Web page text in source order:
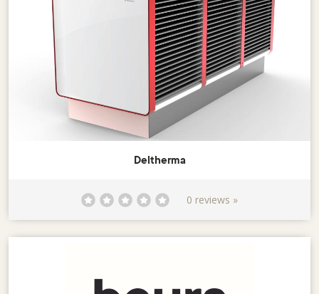
Deltherma
0 reviews »